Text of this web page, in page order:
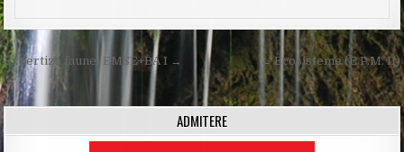
Post
navigation
← Ecosisteme (E.P.M. II)
Expertiza faunei EMSE+BA I →
ADMITERE